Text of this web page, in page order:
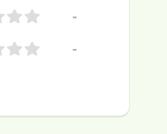
-
-